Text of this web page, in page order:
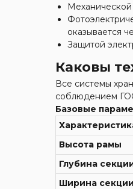
оказывается
Защитой
Каковы
Все системы
соблюдением
Базовые
Высота рамы
Глубина
Ширина секции